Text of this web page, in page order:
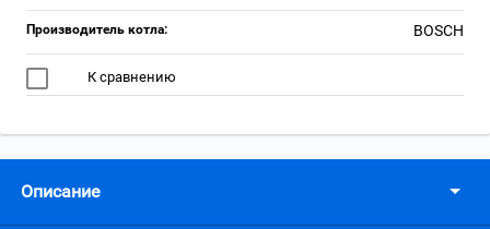
Производитель котла: BOSCH
К сравнению
Описание